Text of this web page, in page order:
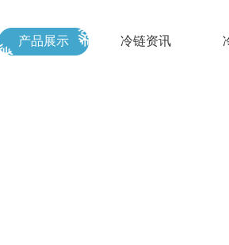
产品展示 冷链资讯